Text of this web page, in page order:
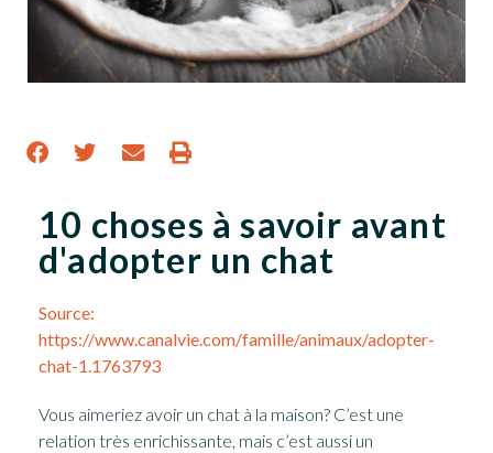
10 choses à savoir avant
d'adopter un chat
Source:
https://www.canalvie.com/famille/animaux/adopter-
chat-1.1763793
Vous aimeriez avoir un chat à la maison? C’est une
relation très enrichissante, mais c’est aussi un